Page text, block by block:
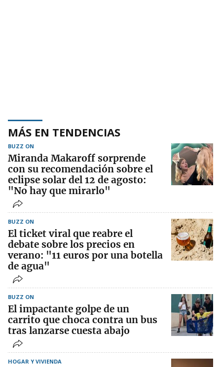
MÁS EN TENDENCIAS
BUZZ ON
Miranda Makaroff sorprende
con su recomendación sobre el
eclipse solar del 12 de agosto:
"No hay que mirarlo"
BUZZ ON
El ticket viral que reabre el
debate sobre los precios en
verano: "11 euros por una botella
de agua"
BUZZ ON
El impactante golpe de un
carrito que choca contra un bus
tras lanzarse cuesta abajo
HOGAR Y VIVIENDA